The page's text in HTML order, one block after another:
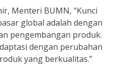
Menteri BUMN, “Kunci
global adalah dengan
pengembangan produk.
dengan perubahan
yang berkualitas.”